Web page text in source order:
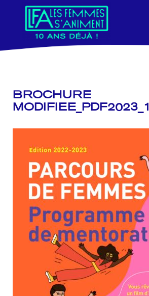
contenu
BROCHURE
MODIFIEE_PDF2023_1